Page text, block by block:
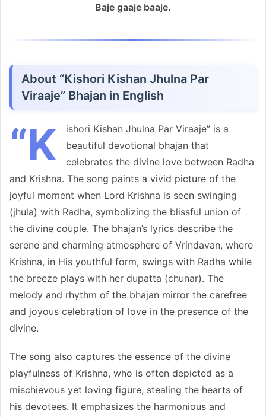
Baje gaaje baaje.
About “Kishori Kishan Jhulna Par
Viraaje” Bhajan in English
“K
ishori Kishan Jhulna Par Viraaje” is a
beautiful devotional bhajan that
celebrates the divine love between Radha
and Krishna. The song paints a vivid picture of the
joyful moment when Lord Krishna is seen swinging
(jhula) with Radha, symbolizing the blissful union of
the divine couple. The bhajan’s lyrics describe the
serene and charming atmosphere of Vrindavan, where
Krishna, in His youthful form, swings with Radha while
the breeze plays with her dupatta (chunar). The
melody and rhythm of the bhajan mirror the carefree
and joyous celebration of love in the presence of the
divine.
The song also captures the essence of the divine
playfulness of Krishna, who is often depicted as a
mischievous yet loving figure, stealing the hearts of
his devotees. It emphasizes the harmonious and